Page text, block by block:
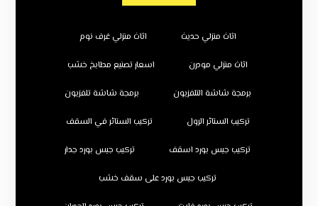
اثاث منزلي حديث اثاث منزلي غرف نوم
اثاث منزلي مودرن اسعار تصنيع مطابخ خشب
برمجة شاشة التلفزيون برمجة شاشة تلفزيون
تركيب الستائر الرول تركيب الستائر في السقف
تركيب جبس بورد اسقف تركيب جبس بورد جدار
تركيب جبس بورد على سقف خشب